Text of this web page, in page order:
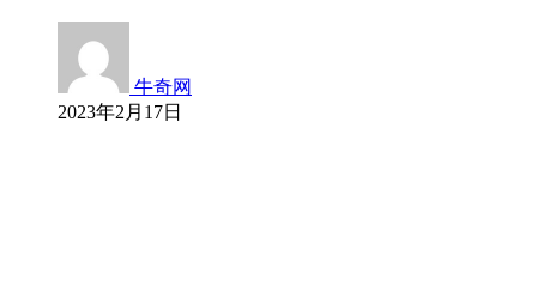
牛奇网
2023年2月17日